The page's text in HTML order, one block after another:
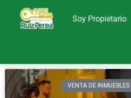
Soy Propietario
VENTA DE INMUEBLES